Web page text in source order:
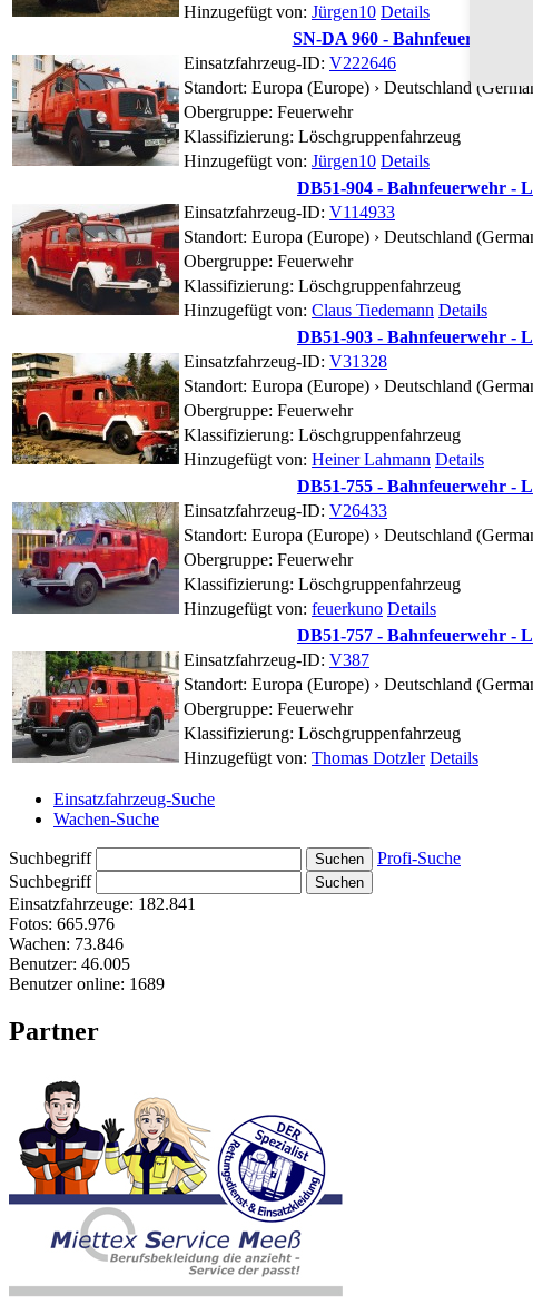
Hinzugefügt von: Jürgen10 Details
SN-DA 960 - Bahnfeuerwehr -
Einsatzfahrzeug-ID: V222646
Standort: Europa (Europe) › Deutschland
Obergruppe: Feuerwehr
Klassifizierung: Löschgruppenfahrzeug
Hinzugefügt von: Jürgen10 Details
DB51-904 - Bahnfeuerwehr -
Einsatzfahrzeug-ID: V114933
Standort: Europa (Europe) › Deutschland
Obergruppe: Feuerwehr
Klassifizierung: Löschgruppenfahrzeug
Hinzugefügt von: Claus Tiedemann Details
DB51-903 - Bahnfeuerwehr -
Einsatzfahrzeug-ID: V31328
Standort: Europa (Europe) › Deutschland
Obergruppe: Feuerwehr
Klassifizierung: Löschgruppenfahrzeug
Hinzugefügt von: Heiner Lahmann Details
DB51-755 - Bahnfeuerwehr -
Einsatzfahrzeug-ID: V26433
Standort: Europa (Europe) › Deutschland
Obergruppe: Feuerwehr
Klassifizierung: Löschgruppenfahrzeug
Hinzugefügt von: feuerkuno Details
DB51-757 - Bahnfeuerwehr -
Einsatzfahrzeug-ID: V387
Standort: Europa (Europe) › Deutschland
Obergruppe: Feuerwehr
Klassifizierung: Löschgruppenfahrzeug
Hinzugefügt von: Thomas Dotzler Details
Einsatzfahrzeug-Suche
Wachen-Suche
Suchbegriff
Profi-Suche
Suchbegriff
Einsatzfahrzeuge: 182.841
Fotos: 665.976
Wachen: 73.846
Benutzer: 46.005
Benutzer online: 1689
Partner